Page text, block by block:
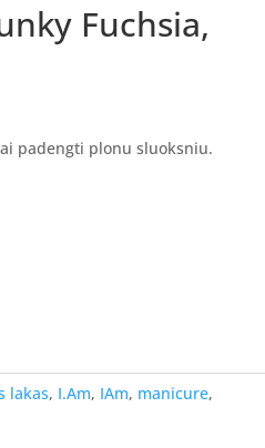
Fuchsia,
padengti plonu sluoksniu.
lakas, I.Am, IAm, manicure,